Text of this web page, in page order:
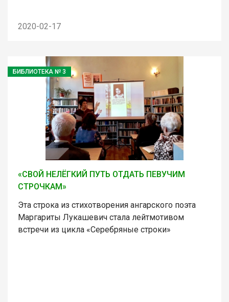
2020-02-17
БИБЛИОТЕКА № 3
«СВОЙ НЕЛЁГКИЙ ПУТЬ ОТДАТЬ ПЕВУЧИМ
СТРОЧКАМ»
Эта строка из стихотворения ангарского поэта
Маргариты Лукашевич стала лейтмотивом
встречи из цикла «Серебряные строки»